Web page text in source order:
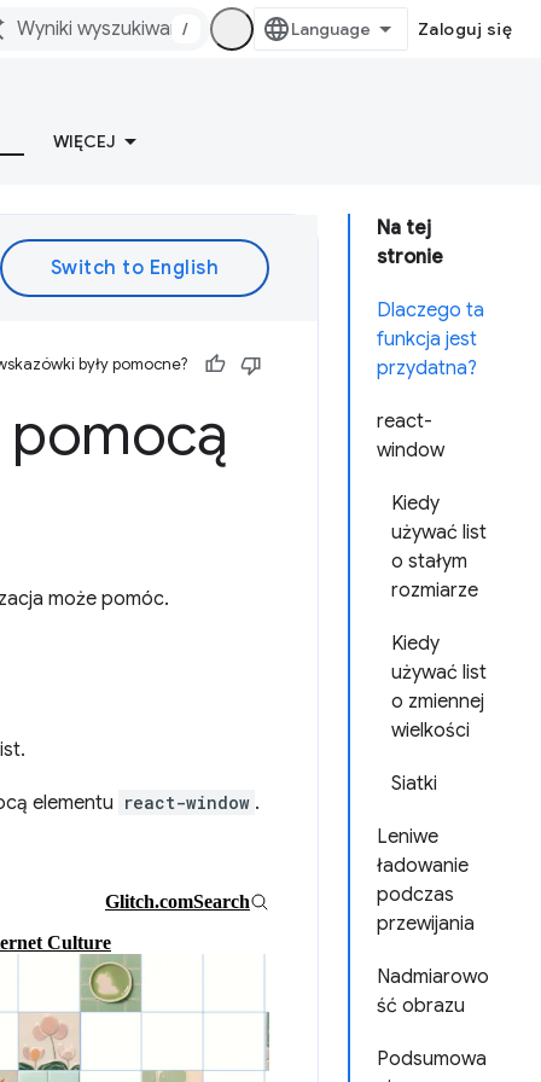
/ Zaloguj się
WIĘCEJ
Na tej
stronie
Dlaczego ta
funkcja jest
przydatna?
react-
window
Kiedy
używać list
o stałym
rozmiarze
Kiedy
używać list
o zmiennej
wielkości
Siatki
Leniwe
ładowanie
podczas
przewijania
Nadmiarowo
ść obrazu
Podsumowa
były pomocne?
pomocą
może pomóc.
elementu react-window .